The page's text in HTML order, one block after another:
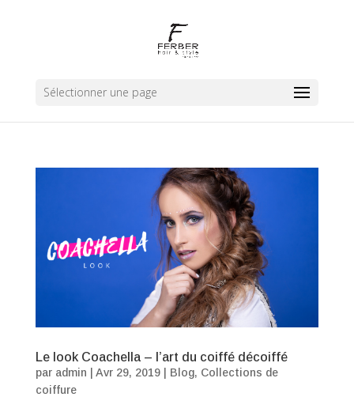
Sélectionner une page
Le look Coachella – l’art du coiffé décoiffé
par admin | Avr 29, 2019| Blog, Collections de
coiffure